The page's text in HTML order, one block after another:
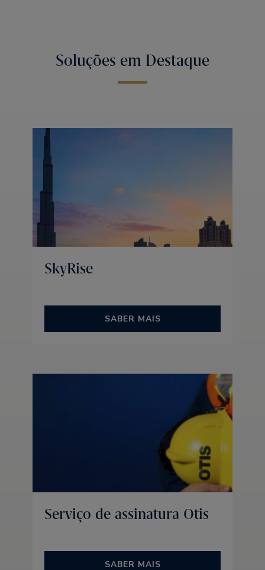
Soluções em Destaque
SkyRise
SABER MAIS
Serviço de assinatura Otis
SABER MAIS